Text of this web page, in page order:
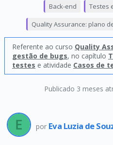
Publicado 3 meses
Back-end Testes
Quality Assurance: plano
Referente ao curso Quality
gestão de bugs, no capítulo
testes e atividade Casos de
por Eva Luzia de